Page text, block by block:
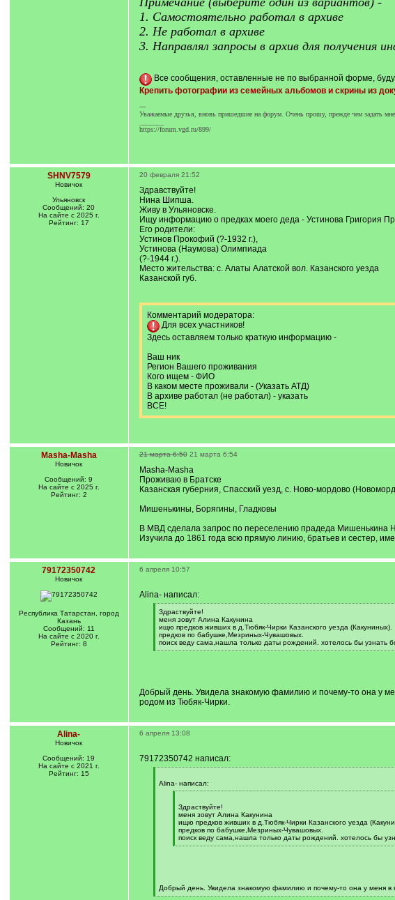
1. Самостоятельно работал в архиве
2. Не работал в архиве
3. Направлял запросы в архив для получения
Все сообщения, оставленные не по выбранной форме,
Крепить фотографии из семейных альбомов и скрины из
---
Уважаемые друзья, вновь пришедшие на форум. Очень прошу, прежде чем задать
https://forum.vgd.ru/899/
SHNV7579
Новичок
Ульяновск
Сообщений: 20
На сайте с 2025 г.
Рейтинг: 17
20 февраля 21:52
Здравствуйте!
Нина Шипша.
Живу в Ульяновске.
Ищу информацию о предках моего деда - Устинова Григория
Его родители:
Устинов Прокофий (?-1932 г.),
Устинова (Наумова) Олимпиада
(?-1944 г.).
Место жительства: с. Алаты Алатской вол. Казанского уезда
Казанской губ.
Комментарий модератора:
Для всех участников!
Здесь оставляем только краткую информацию -
Ваш ник
Регион Вашего проживания
Кого ищем - ФИО
В каком месте проживали - (Указать АТД)
В архиве работал (не работал) - указать
ВСЕ!
Masha-Masha
Новичок
Сообщений: 9
На сайте с 2025 г.
Рейтинг: 2
21 марта 6:50 21 марта 6:54
Masha-Masha
Проживаю в Братске
Казанская губерния, Спасский уезд, с. Ново-мордово
Мишенькины, Борягины, Гладковы
В МВД сделала запрос по переселению прадеда Мишенькина
Изучила до 1861 года всю прямую линию, братьев и сестер,
79172350742
Новичок
Республика Татарстан, город
Казань
Сообщений: 11
На сайте с 2020 г.
Рейтинг: 8
6 апреля 10:57
Alina- написал:
[
q
]
Здраствуйте!
меня зовут Алина Какунина
ищю предков живших в д.Тюбяк-Чирки Казанского уезда (Какуниных).
предков по бабушке,Мезриных-Чувашовых.
поиск веду сама,нашла только даты рождений. хотелось бы узнать
[
Добрый день. Увидела знакомую фамилию и почему-то она у
родом из Тюбяк-Чирки.
Alina-
Новичок
Сообщений: 19
На сайте с 2021 г.
Рейтинг: 15
6 апреля 13:08
79172350742 написал:
q
Alina- написал:
q
]
Здраствуйте!
меня зовут Алина Какунина
ищю предков живших в д.Тюбяк-Чирки Казанского уезда
предков по бабушке,Мезриных-Чувашовых.
поиск веду сама,нашла только даты рождений. хотелось бы
[
Добрый день. Увидела знакомую фамилию и почему-то она у меня в
[